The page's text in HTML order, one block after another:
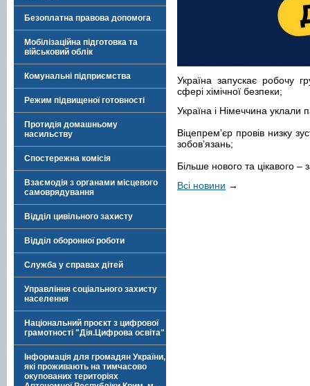
Безоплатна правова допомога
Мобілізаційна підготовка та
військовий облік
Комунальні підприємства
Режим підвищеної готовності
Протидія домашньому
насильству
Спостережна комісія
Взаємодія з органами місцевого
самоврядування
Відділ цивільного захисту
Відділ оборонної роботи
Служба у справах дітей
Управління соціального захисту
населення
Національний проєкт з цифрової
грамотності "Дія.Цифрова освіта"
Інформація для громадян України,
які проживають на тимчасово
окупованих територіях
Україна запускає робочу
сфері хімічної безпеки;
Україна і Німеччина уклали
Віцепремʼєр провів низку
зобовʼязань;
Більше нового та цікавого
Всі новини →